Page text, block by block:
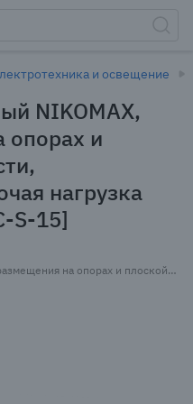
и освещение
NIKOMAX,
опорах и
нагрузка
S-15]
Кронштейн анкерный NIKOMAX, для размещения на опорах и плоской поверхности, максимальная рабочая нагрузка 15 кН [NMF-AL-UBC-S-15]